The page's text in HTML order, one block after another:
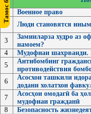
1
Военное право
2
Люди становятся
3
Заминларза худро аз
намоем?
4
Мудофиаи
5
Антибомбинг
противодействия
6
Асосхои ташкили
додани холатхои
7
Асосҳои омодагӣ ба
мудофиаи гражданӣ
8
Безопасность